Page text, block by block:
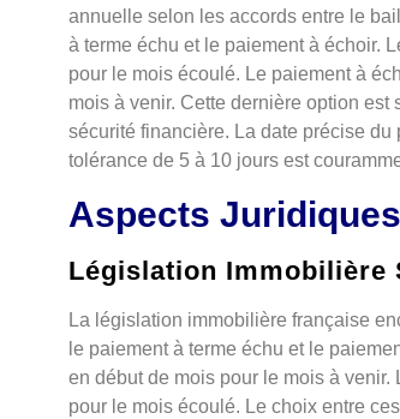
annuelle selon les accords entre le
à terme échu et le paiement à échoir.
pour le mois écoulé. Le paiement à
mois à venir. Cette dernière option
sécurité financière. La date précise
tolérance de 5 à 10 jours est
Aspects
Législation Immobilière
La législation immobilière française
le paiement à terme échu et le
en début de mois pour le mois à
pour le mois écoulé. Le choix entre